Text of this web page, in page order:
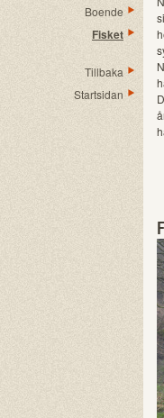
Boende
Fisket
Tillbaka
Startsidan